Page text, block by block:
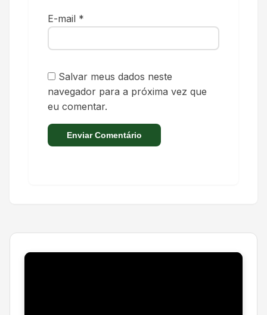
E-mail *
Salvar meus dados neste
navegador para a próxima vez que
eu comentar.